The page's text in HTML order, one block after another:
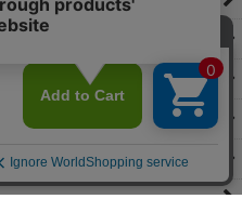
をタップ＜
】
希望の連絡をお願い致します
頂きます。
容→領収書発行を選択。
頂きます。